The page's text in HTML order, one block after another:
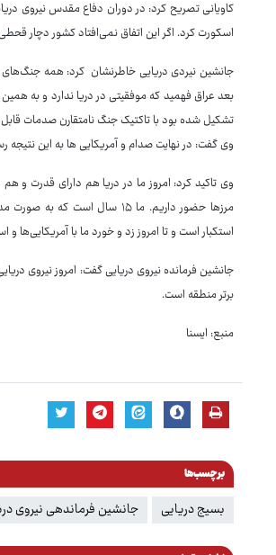
اسکورت کرد. اگر این اتفاق نمی‌افتاد کشور دچار
بعد عراق فهمید که موفقیتی در دریا ندارد و به
تشکیل شده بود با تاکتیک جنگ نامتقارن صدمات قابل
وی گفت: در نهایت صدام و آمریکایی ها به این نتیجه
وی تاکید کرد: امروز ما در دریا هم دارای قدرت و
مرزها حضور داریم. ما ۱۵
استکبار است و تا امروز زد و خورد ما با آمریکایی‌ها و
جانشین فرمانده نیروی دریایی گفت: امروز نیروی
برتر منطقه است.
منبع: ایسنا
برچسب‌ها
بسیج دریایی جانشین فرماندهی نیروی